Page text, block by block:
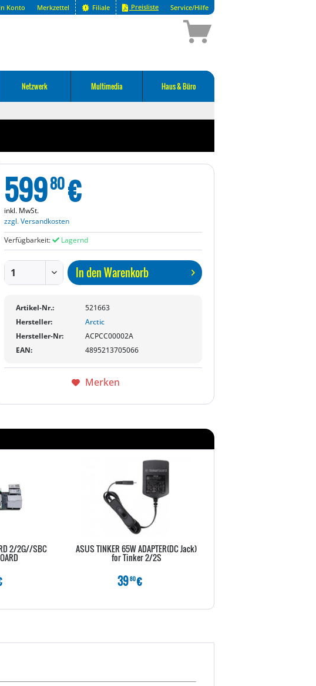
Konto Merkzettel Filiale Preisliste Service/Hilfe
Netzwerk Multimedia Haus & Büro
59980€
inkl. MwSt.
zzgl. Versandkosten
Verfügbarkeit:
Lagernd
In denWarenkorb
Artikel-Nr.:
521663
Hersteller:
Arctic
Hersteller-Nr:
ACPCC00002A
EAN:
4895213705066
Merken
2/2G//SBC ASUS TINKER 65W ADAPTER(DC Jack)
for Tinker 2/2S
3980€